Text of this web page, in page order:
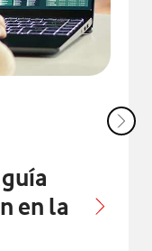
con
en la